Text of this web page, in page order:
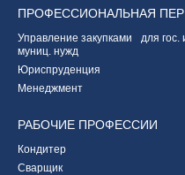
ПРОФЕССИОНАЛЬНАЯ
Управление закупками для гос.
муниц. нужд
Юриспруденция
Менеджмент
РАБОЧИЕ ПРОФЕССИИ
Кондитер
Сварщик